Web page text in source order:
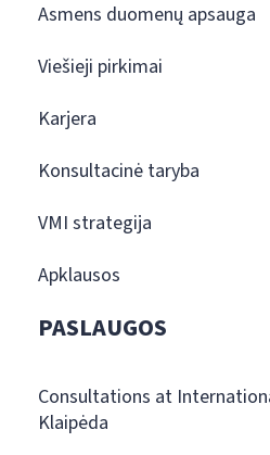
Asmens duomenų apsauga
Viešieji pirkimai
Karjera
Konsultacinė taryba
VMI strategija
Apklausos
PASLAUGOS
Consultations at
Klaipėda